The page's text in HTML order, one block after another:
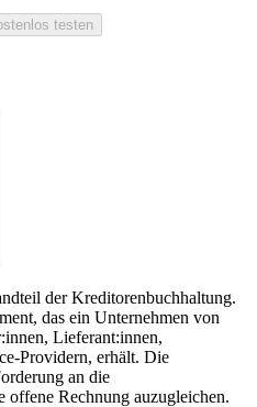
testen
der Kreditorenbuchhaltung.
das ein Unternehmen von
Lieferant:innen,
Providern, erhält. Die
an die
offene Rechnung auzugleichen.